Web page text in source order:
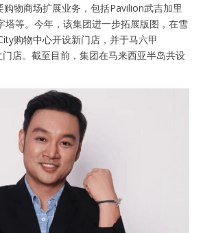
物商场扩展业务，包括Pavilion武吉加里
塔等。今年，该集团进一步拓展版图，在雪
购物中心开设新门店，并于马六甲
店。截至目前，集团在马来西亚半岛共设